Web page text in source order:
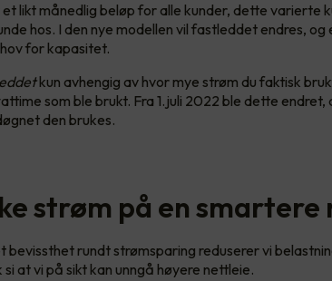
likt månedlig beløp for alle kunder, dette varierte
hos. I den nye modellen vil fastleddet endres, og
for kapasitet.
kun avhengig av hvor mye strøm du faktisk
som ble brukt. Fra 1.juli 2022 ble dette endret,
den brukes.
strøm på en smartere
bevissthet rundt strømsparing reduserer vi
at vi på sikt kan unngå høyere nettleie.